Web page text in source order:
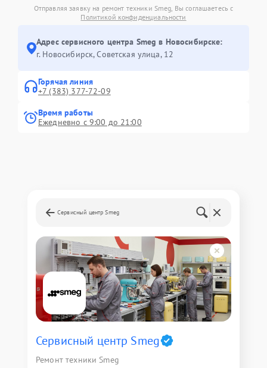
Отправляя заявку на ремонт техники Smeg, Вы соглашаетесь с
Политикой конфиденциальности
Адрес сервисного центра Smeg в Новосибирске:
г. Новосибирск, Советская улица, 12
Горячая линия
+7 (383) 377-72-09
Время работы
Ежедневно с 9:00 до 21:00
Сервисный центр Smeg
Сервисный центр Smeg
Ремонт техники Smeg